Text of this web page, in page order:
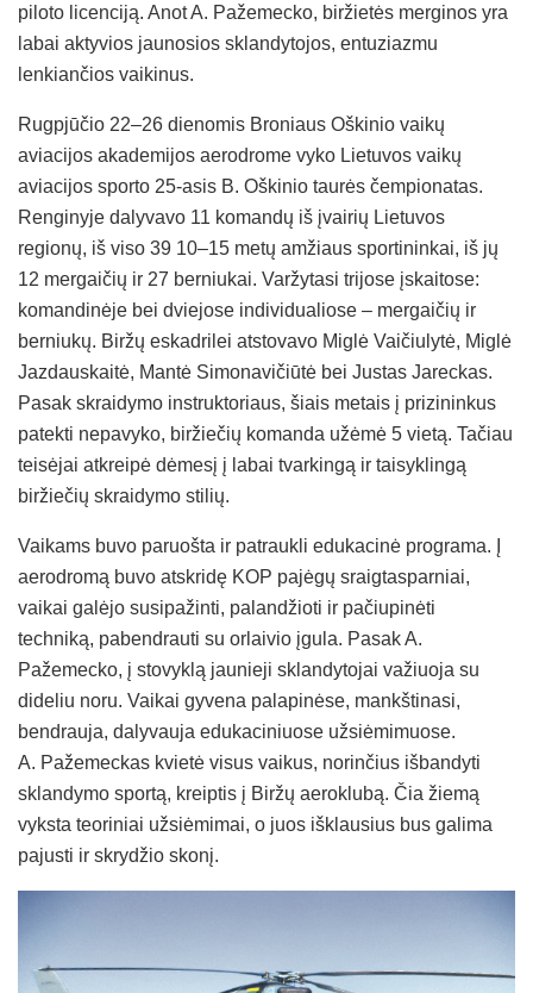
piloto licenciją. Anot A. Pažemecko, biržietės merginos yra
labai aktyvios jaunosios sklandytojos, entuziazmu
lenkiančios vaikinus.
Rugpjūčio 22–26 dienomis Broniaus Oškinio vaikų
aviacijos akademijos aerodrome vyko Lietuvos vaikų
aviacijos sporto 25-asis B. Oškinio taurės čempionatas.
Renginyje dalyvavo 11 komandų iš įvairių Lietuvos
regionų, iš viso 39 10–15 metų amžiaus sportininkai, iš jų
12 mergaičių ir 27 berniukai. Varžytasi trijose įskaitose:
komandinėje bei dviejose individualiose – mergaičių ir
berniukų. Biržų eskadrilei atstovavo Miglė Vaičiulytė, Miglė
Jazdauskaitė, Mantė Simonavičiūtė bei Justas Jareckas.
Pasak skraidymo instruktoriaus, šiais metais į prizininkus
patekti nepavyko, biržiečių komanda užėmė 5 vietą. Tačiau
teisėjai atkreipė dėmesį į labai tvarkingą ir taisyklingą
biržiečių skraidymo stilių.
Vaikams buvo paruošta ir patraukli edukacinė programa. Į
aerodromą buvo atskridę KOP pajėgų sraigtasparniai,
vaikai galėjo susipažinti, palandžioti ir pačiupinėti
techniką, pabendrauti su orlaivio įgula. Pasak A.
Pažemecko, į stovyklą jaunieji sklandytojai važiuoja su
dideliu noru. Vaikai gyvena palapinėse, mankštinasi,
bendrauja, dalyvauja edukaciniuose užsiėmimuose.
A. Pažemeckas kvietė visus vaikus, norinčius išbandyti
sklandymo sportą, kreiptis į Biržų aeroklubą. Čia žiemą
vyksta teoriniai užsiėmimai, o juos išklausius bus galima
pajusti ir skrydžio skonį.